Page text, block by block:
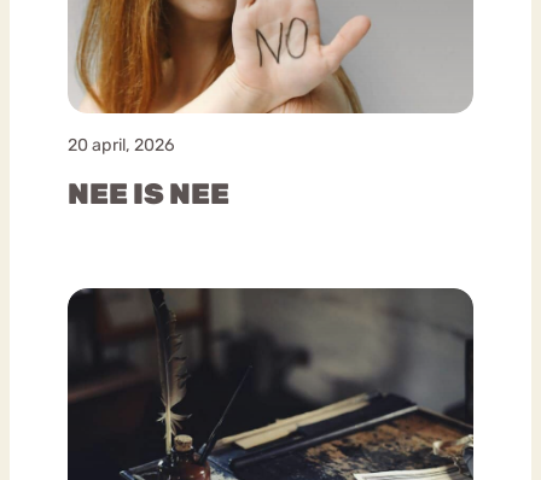
20 april, 2026
NEE IS NEE